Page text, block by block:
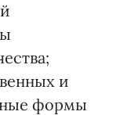
и
формы